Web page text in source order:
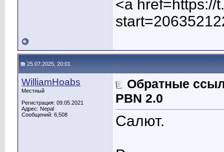
<a href=https://
25.07.2025, 20:01
WilliamHoabs
Местный
Регистрация: 09.05.2021
Адрес: Nepal
Сообщений: 6,508
Обратные
PBN 2.0
Салют.